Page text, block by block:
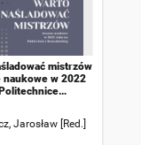
mistrzów
naukowe w 2022
Jarosław [Red.]